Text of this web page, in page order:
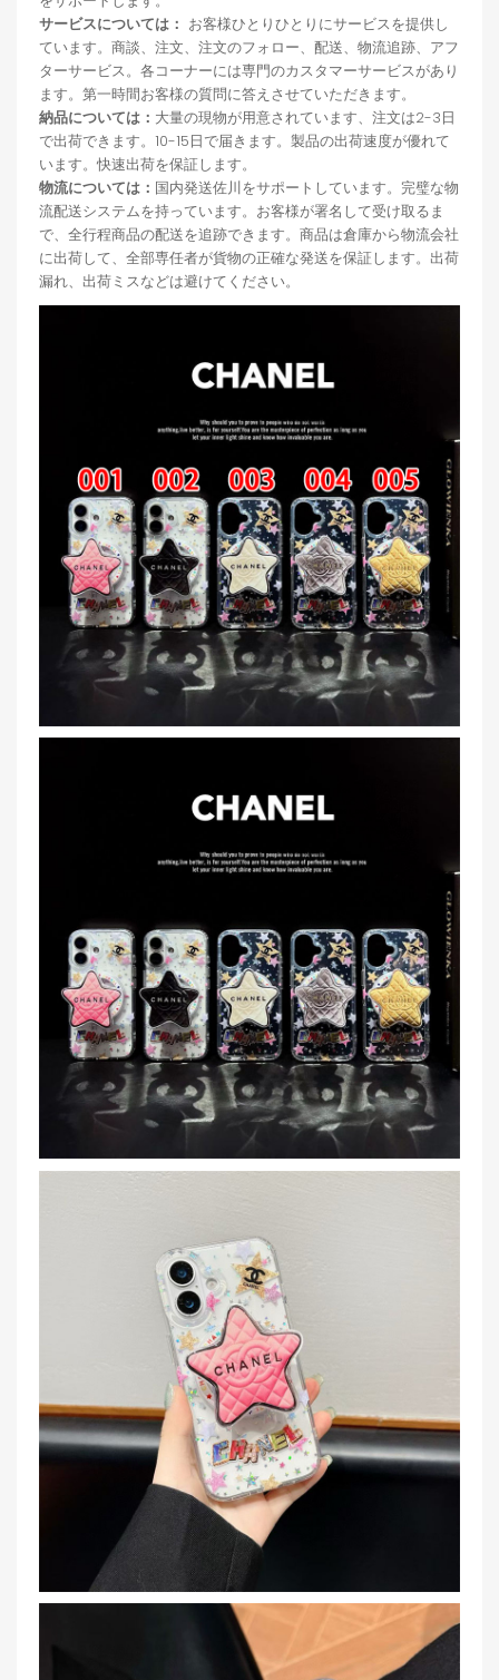
サービスについては： お客様ひとりひとりにサービスを提供し
ています。商談、注文、注文のフォロー、配送、物流追跡、アフ
ターサービス。各コーナーには専門のカスタマーサービスがあり
ます。第一時間お客様の質問に答えさせていただきます。
納品については： 大量の現物が用意されています、注文は2-3日
で出荷できます。10-15日で届きます。製品の出荷速度が優れて
います。快速出荷を保証します。
物流については： 国内発送佐川をサポートしています。完璧な物
流配送システムを持っています。お客様が署名して受け取るま
で、全行程商品の配送を追跡できます。商品は倉庫から物流会社
に出荷して、全部専任者が貨物の正確な発送を保証します。出荷
漏れ、出荷ミスなどは避けてください。